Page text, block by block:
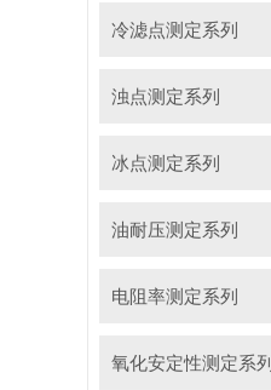
冷滤点测定系列
浊点测定系列
冰点测定系列
油耐压测定系列
电阻率测定系列
氧化安定性测定系列